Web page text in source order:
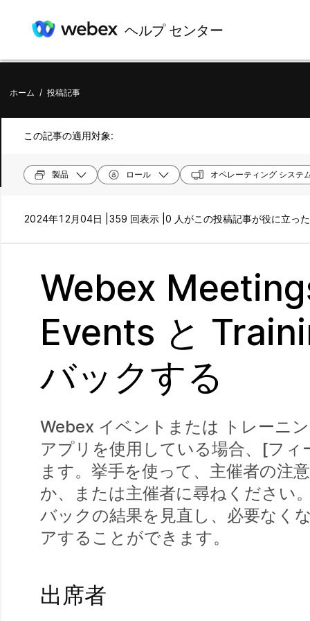
ヘルプ センター
ホーム / 投稿記事
この記事の適用対象:
製品 ロール オペレーティング システ
2024年12月04日 | 359 回表示 | 0 人がこの投稿記事が役に立っ
Webex
Events と
バックする
Webex イベントまたは トレーニ
アプリを使用している場合、[フ
ます。挙手を使って、主催者の注
か、または主催者に尋ねください
バックの結果を見直し、必要なく
アすることができます。
出席者